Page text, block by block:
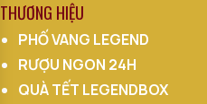
THƯƠNG HIỆU
PHỐ VANG LEGEND
RƯỢU NGON 24H
QUÀ TẾT LEGENDBOX